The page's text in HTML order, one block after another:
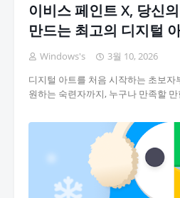
이비스 페인트 X, 당신
만드는 최고의 디지털
Windows's
3월 10, 2026
디지털 아트를 처음 시작하는 초보
원하는 숙련자까지, 누구나 만족할